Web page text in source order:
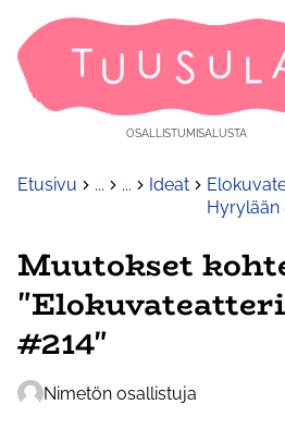
OSALLISTUMISALUSTA
Etusivu ... ... Ideat
Hyrylään
Muutokset
#214"
Nimetön osallistuja